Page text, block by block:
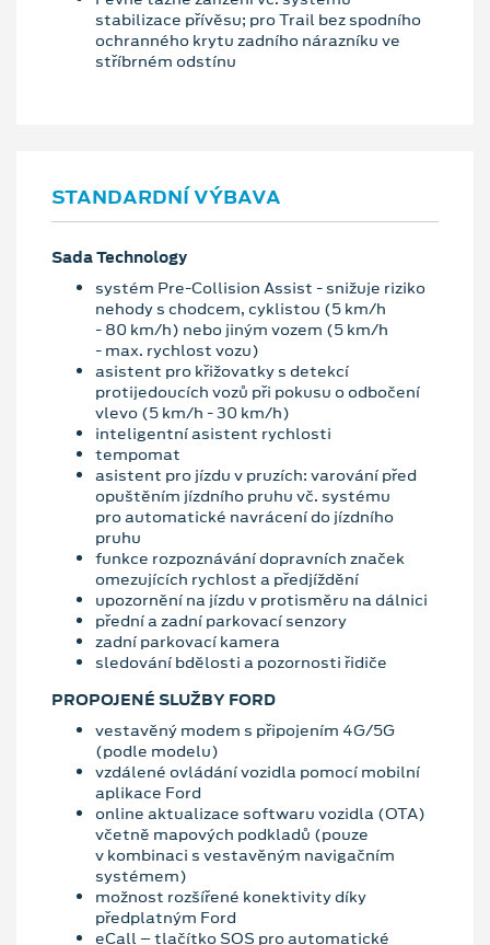
stabilizace přívěsu; pro Trail bez spodního
ochranného krytu zadního nárazníku ve
stříbrném odstínu
STANDARDNÍ VÝBAVA
Sada Technology
systém Pre-Collision Assist - snižuje riziko
nehody s chodcem, cyklistou (5 km/h
- 80 km/h) nebo jiným vozem (5 km/h
- max. rychlost vozu)
asistent pro křižovatky s detekcí
protijedoucích vozů při pokusu o odbočení
vlevo (5 km/h - 30 km/h)
inteligentní asistent rychlosti
tempomat
asistent pro jízdu v pruzích: varování před
opuštěním jízdního pruhu vč. systému
pro automatické navrácení do jízdního
pruhu
funkce rozpoznávání dopravních značek
omezujících rychlost a předjíždění
upozornění na jízdu v protisměru na dálnici
přední a zadní parkovací senzory
zadní parkovací kamera
sledování bdělosti a pozornosti řidiče
PROPOJENÉ SLUŽBY FORD
vestavěný modem s připojením 4G/5G
(podle modelu)
vzdálené ovládání vozidla pomocí mobilní
aplikace Ford
online aktualizace softwaru vozidla (OTA)
včetně mapových podkladů (pouze
v kombinaci s vestavěným navigačním
systémem)
možnost rozšířené konektivity díky
předplatným Ford
eCall – tlačítko SOS pro automatické